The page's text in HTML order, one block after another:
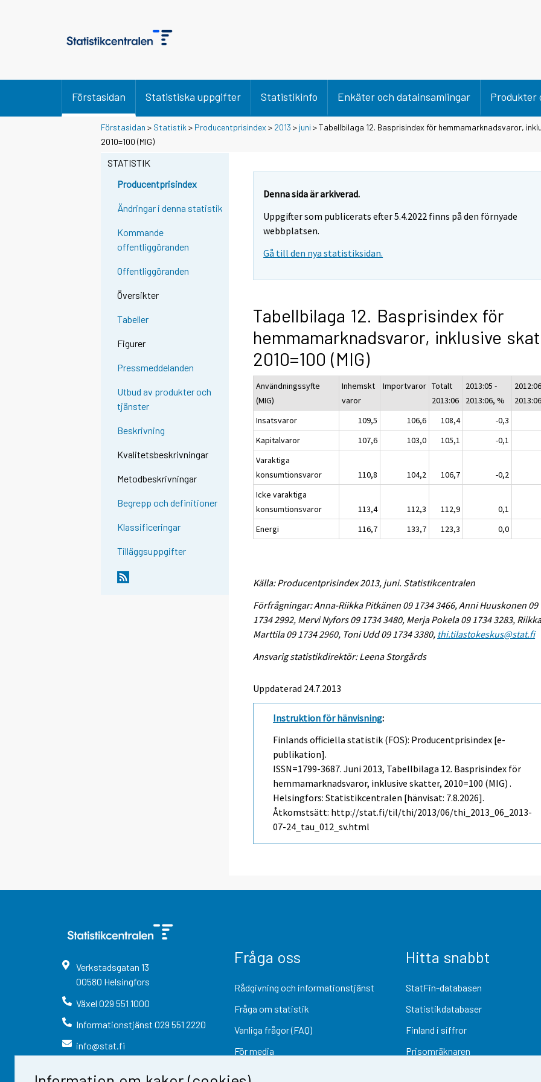
Förstasidan Statistiska uppgifter Statistikinfo Enkäter och datainsamlingar Produkter
Förstasidan > Statistik > Producentprisindex > 2013 > juni > Tabellbilaga 12. Basprisindex för hemmamarknadsvaror,
2010=100 (MIG)
STATISTIK
Producentprisindex
Ändringar i denna statistik
Kommande
offentliggöranden
Offentliggöranden
Översikter
Tabeller
Figurer
Pressmeddelanden
Utbud av produkter och
tjänster
Beskrivning
Kvalitetsbeskrivningar
Metodbeskrivningar
Begrepp och definitioner
Klassificeringar
Tilläggsuppgifter
Denna sida är arkiverad.
Uppgifter som publicerats efter 5.4.2022 finns på den förnyade
webbplatsen.
Gå till den nya statistiksidan.
Tabellbilaga 12. Basprisindex för
hemmamarknadsvaror, inklusive
2010=100 (MIG)
Användningssyfte
(MIG)
Inhemskt
varor
Importvaror Totalt
2013:06
2013:05 -
2013:06, %
Insatsvaror
109,5 106,6 108,4
-0,3
Kapitalvaror
107,6 103,0 105,1
-0,1
Varaktiga
konsumtionsvaror
110,8 104,2 106,7
-0,2
Icke varaktiga
konsumtionsvaror
113,4 112,3 112,9
0,1
Energi
116,7 133,7 123,3 0,0
Källa: Producentprisindex 2013, juni. Statistikcentralen
Förfrågningar: Anna-Riikka Pitkänen 09 1734 3466, Anni Huuskonen 09
1734 2992, Mervi Nyfors 09 1734 3480, Merja Pokela 09 1734 3283,
Marttila 09 1734 2960, Toni Udd 09 1734 3380, thi.tilastokeskus@stat.fi
Ansvarig statistikdirektör: Leena Storgårds
Uppdaterad 24.7.2013
Instruktion för hänvisning:
Finlands officiella statistik (FOS): Producentprisindex [e-
publikation].
ISSN=1799-3687.Juni 2013, Tabellbilaga 12. Basprisindex för
hemmamarknadsvaror, inklusive skatter, 2010=100 (MIG) .
Helsingfors: Statistikcentralen [hänvisat: 7.8.2026].
Åtkomstsätt: http://stat.fi/til/thi/2013/06/thi_2013_06_2013-
07-24_tau_012_sv.html
Verkstadsgatan 13
00580 Helsingfors
Växel 029 551 1000
Informationstjänst 029 551 2220
info@stat.fi
Fråga oss
Rådgivning och informationstjänst
Fråga om statistik
Vanliga frågor (FAQ)
För media
Hitta snabbt
StatFin-databasen
Statistikdatabaser
Finland i siffror
Prisomräknaren